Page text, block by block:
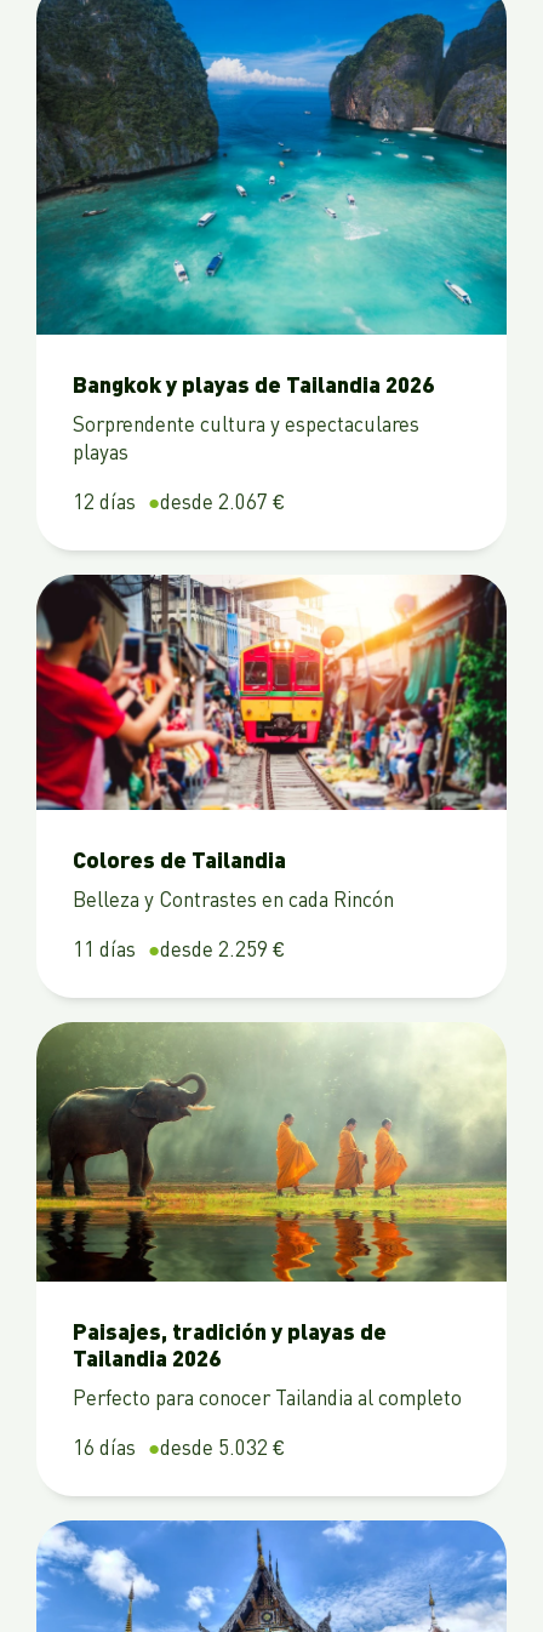
Bangkok y playas de Tailandia 2026
Sorprendente cultura y espectaculares
playas
12 días
desde 2.067 €
Colores de Tailandia
Belleza y Contrastes en cada Rincón
11 días
desde 2.259 €
Paisajes, tradición y playas de
Tailandia 2026
Perfecto para conocer Tailandia al completo
16 días
desde 5.032 €